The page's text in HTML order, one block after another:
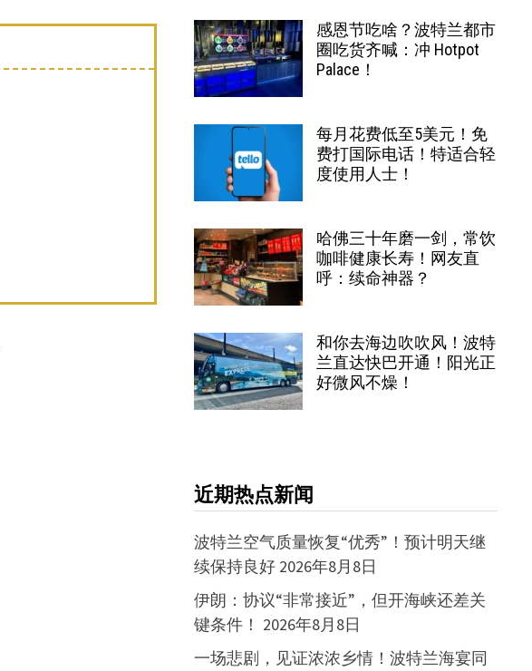
感恩节吃啥？波特兰都市
圈吃货齐喊：冲 Hotpot
Palace！
每月花费低至5美元！免
费打国际电话！特适合轻
度使用人士！
哈佛三十年磨一剑，常饮
咖啡健康长寿！网友直
呼：续命神器？
和你去海边吹吹风！波特
兰直达快巴开通！阳光正
好微风不燥！
近期热点新闻
波特兰空气质量恢复“优秀”！预计明天继
续保持良好 2026年8月8日
伊朗：协议“非常接近”，但开海峡还差关
键条件！ 2026年8月8日
一场悲剧，见证浓浓乡情！波特兰海宴同